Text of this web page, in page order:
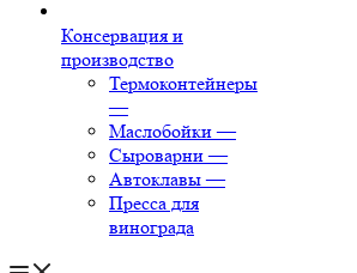
Консервация и
производство
Термоконтейнеры
—
Маслобойки —
Сыроварни —
Автоклавы —
Пресса для
винограда